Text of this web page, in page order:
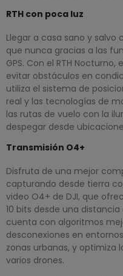
RTH con poca luz
Llegar a casa sano y salvo
que nunca gracias a las
GPS. Con el RTH
evitar obstáculos en
utiliza el sistema de
real y las tecnologías de
las rutas de vuelo con la
despegar desde
Transmisión O4+
Disfruta de una mejor
capturando desde tierra
video O4+ de DJI, que
10 bits desde una
cuenta con algoritmos
desconexiones en
zonas urbanas, y optimiza
varios drones.